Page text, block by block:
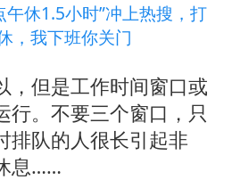
午休1.5小时”冲上热搜，打
，我下班你关门
，但是工作时间窗口或
行。不要三个窗口，只
排队的人很长引起非
息……